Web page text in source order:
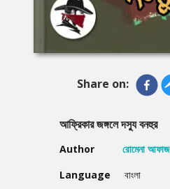
Share on:
আফ্রিকার জঙ্গলে দস্যু বনহুর
Author
রোমেনা আফাজ
Language
বাংলা